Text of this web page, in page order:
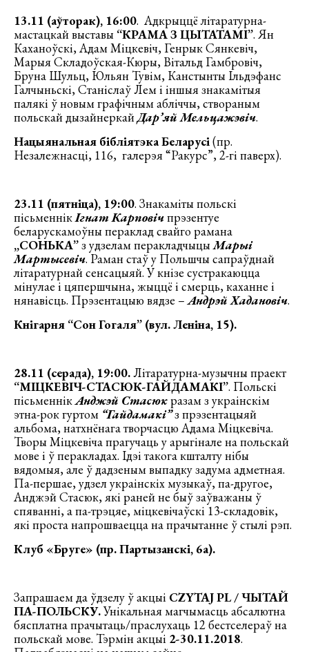
13.11 (аўторак), 16:00. Адкрыццё літаратурна-
мастацкай выставы “КРАМА З ЦЫТАТАМІ”. Ян
Каханоўскі, Адам Міцкевіч, Генрык Сянкевіч,
Марыя Складоўская-Кюры, Вітальд Гамбровіч,
Бруна Шульц, Юльян Тувім, Канстынты Ільдэфанс
Галчыньскі, Станіслаў Лем і іншыя знакамітыя
палякі ў новым графічным абліччы, створаным
польскай дызайнеркайДар’яй Мельцажэвіч.
Нацыянальная бібліятэка Беларусі(пр.
Незалежнасці, 116, галерэя “Ракурс”, 2-гі паверх).
23.11 (пятніца), 19:00. Знакаміты польскі
пісьменнікІгнат Карповічпрэзентуе
беларускамоўны пераклад свайго рамана
„CОНЬКА”з удзелам перакладчыцыМарыі
Мартысевіч. Раман стаў у Польшчы сапраўднай
літаратурнай сенсацыяй. У кнізе сустракаюцца
мінулае і цяпершчына, жыццё і смерць, каханне і
нянавісць. Прэзентацыю вядзе –Андрэй Хадановіч.
Кнігарня “Сон Гогаля” (вул. Леніна, 15).
28.11 (серада), 19:00.Літаратурна-музычны праект
“МІЦКЕВІЧ-СТАСЮК-ГАЙДАМАКІ”. Польскі
пісьменнікАнджэй Стасюкразам з украінскім
этна-рок гуртом “Гайдамакі”з прэзентацыяй
альбома, натхнёнага творчасцю Адама Міцкевіча.
Творы Міцкевіча прагучаць у арыгінале на польскай
мове і ў перакладах. Ідэі такога кшталту нібы
вядомыя, але ў дадзеным выпадку задума адметная.
Па-першае, удзел украінскіх музыкаў, па-другое,
Анджэй Стасюк, які раней не быў заўважаны ў
спяванні, а па-трэцяе, міцкевічаўскі 13-складовік,
які проста напрошваецца на прачытанне ў стылі рэп.
Клуб «Бруге» (пр. Партызанскі, 6а).
Запрашаем да ўдзелу ў акцыі CZYTAJ PL / ЧЫТАЙ
ПА-ПОЛЬСКУ.Унікальная магчымасць абсалютна
бясплатна прачытаць/праслухаць 12 бестселераў на
польскай мове. Тэрмін акцыі 2-30.11.2018.